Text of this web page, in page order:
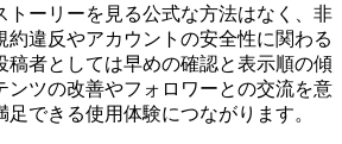
トーリーを見る公式な方法はなく、非
約違反やアカウントの安全性に関わる
稿者としては早めの確認と表示順の傾
ンツの改善やフォロワーとの交流を意
できる使用体験につながります。